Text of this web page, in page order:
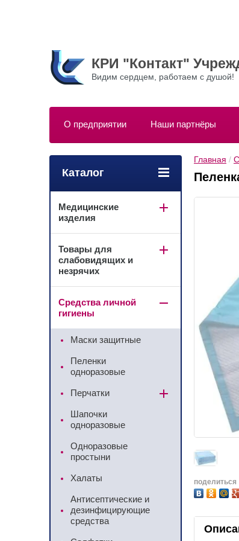
КРИ "Контакт"
Видим сердцем, работаем с душой!
О предприятии Наши партнёры
Главная /
поделиться
Каталог
Медицинские
изделия
Товары для
слабовидящих и
незрячих
Средства личной
гигиены
Маски защитные
Пеленки
одноразовые
Перчатки
Шапочки
одноразовые
Одноразовые
простыни
Халаты
Антисептические и
дезинфицирующие
средства